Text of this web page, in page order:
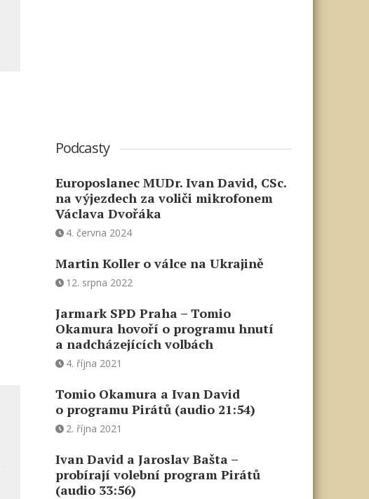
Podcasty
Europoslanec MUDr. Ivan David, CSc.
na výjezdech za voliči mikrofonem
Václava Dvořáka
4. června 2024
Martin Koller o válce na Ukrajině
12. srpna 2022
Jarmark SPD Praha – Tomio
Okamura hovoří o programu hnutí
a nadcházejících volbách
4. října 2021
Tomio Okamura a Ivan David
o programu Pirátů (audio 21:54)
2. října 2021
Ivan David a Jaroslav Bašta –
probírají volební program Pirátů
(audio 33:56)